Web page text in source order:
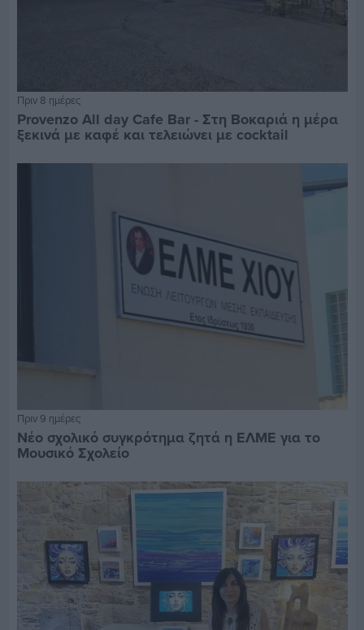
Πριν 8 ημέρες
Provenzo All day Cafe Bar - Στη Βοκαριά η μέρα
ξεκινά με καφέ και τελειώνει με cocktail
Πριν 9 ημέρες
Νέο σχολικό συγκρότημα ζητά η ΕΛΜΕ για το
Μουσικό Σχολείο